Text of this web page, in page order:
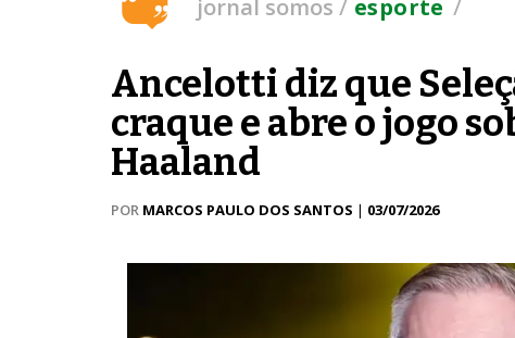
jornal somos esporte
Ancelotti diz que
craque e abre o jogo
Haaland
POR MARCOS PAULO DOS SANTOS | 03/07/2026